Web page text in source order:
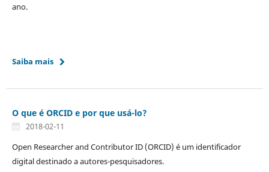
ano.
Saiba mais
O que é ORCID e por que usá-lo?
2018-02-11
Open Researcher and Contributor ID (ORCID) é um identificador
digital destinado a autores-pesquisadores.